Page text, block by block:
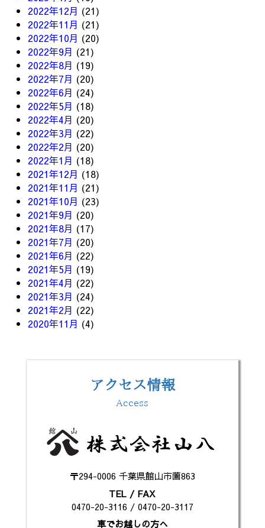
2022年12月 (21)
2022年11月 (21)
2022年10月 (20)
2022年9月 (21)
2022年8月 (19)
2022年7月 (20)
2022年6月 (24)
2022年5月 (18)
2022年4月 (20)
2022年3月 (22)
2022年2月 (20)
2022年1月 (18)
2021年12月 (18)
2021年11月 (21)
2021年10月 (23)
2021年9月 (20)
2021年8月 (17)
2021年7月 (20)
2021年6月 (22)
2021年5月 (19)
2021年4月 (22)
2021年3月 (24)
2021年2月 (22)
2020年11月 (4)
アクセス情報
Access
〒294-0006 千葉県館山市薗863
TEL / FAX
0470-20-3116 / 0470-20-3117
車でお越しの方へ